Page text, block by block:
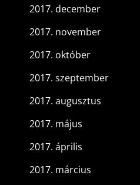
2017. december
2017. november
2017. október
2017. szeptember
2017. augusztus
2017. május
2017. április
2017. március